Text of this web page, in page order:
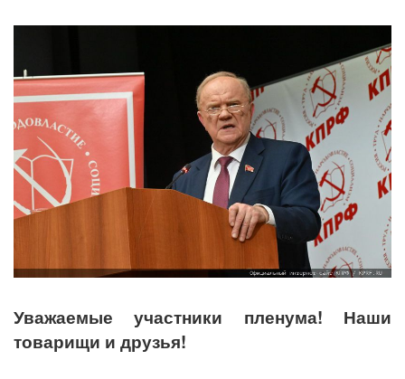
Уважаемые участники пленума! Наши
товарищи и друзья!